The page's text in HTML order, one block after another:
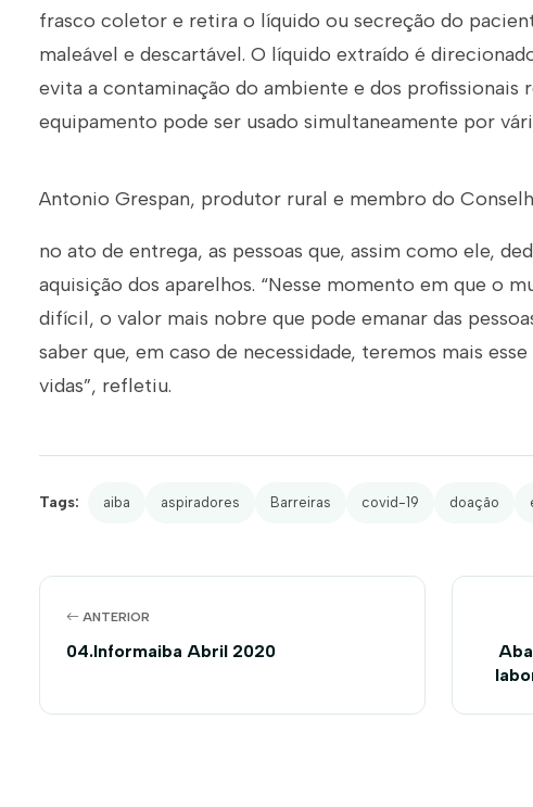
frasco coletor e retira o líquido ou secreção do
maleável e descartável. O líquido extraído é
evita a contaminação do ambiente e dos profissionais
equipamento pode ser usado simultaneamente por
Antonio Grespan, produtor rural e membro do
no ato de entrega, as pessoas que, assim como ele,
aquisição dos aparelhos. “Nesse momento em que o
difícil, o valor mais nobre que pode emanar das
saber que, em caso de necessidade, teremos mais
vidas”, refletiu.
Tags: aiba aspiradores Barreiras covid-19 doação
ANTERIOR
04.Informaiba Abril 2020